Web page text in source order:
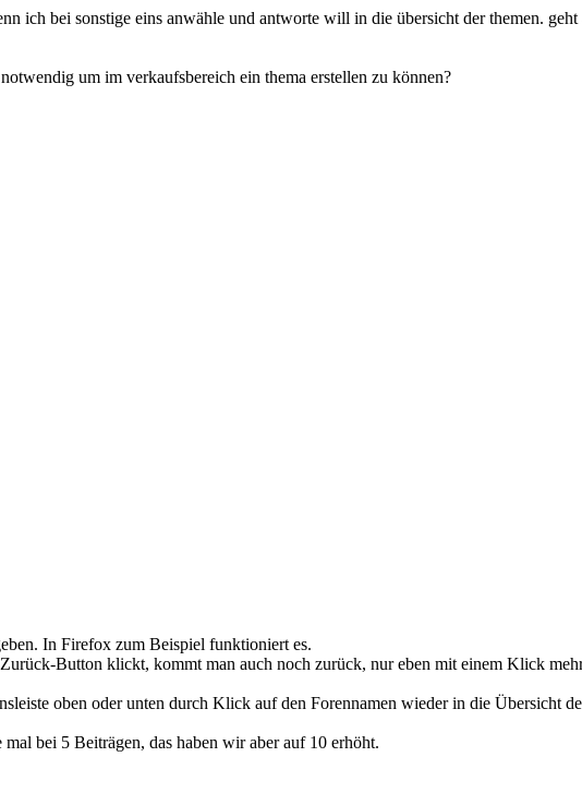
ich bei sonstige eins anwähle und antworte will in die übersicht der themen.
um im verkaufsbereich ein thema erstellen zu können?
In Firefox zum Beispiel funktioniert es.
Button klickt, kommt man auch noch zurück, nur eben mit einem Klick
oben oder unten durch Klick auf den Forennamen wieder in die Übersicht
bei 5 Beiträgen, das haben wir aber auf 10 erhöht.